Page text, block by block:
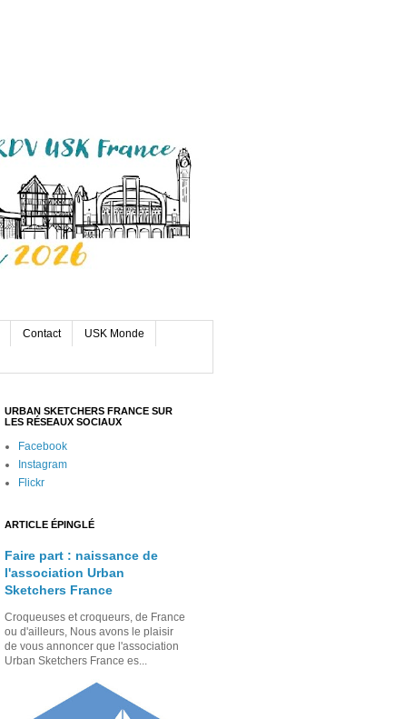
Contact USK Monde
URBAN SKETCHERS FRANCE SUR
LES RÉSEAUX SOCIAUX
Facebook
Instagram
Flickr
ARTICLE ÉPINGLÉ
Faire part : naissance de
l'association Urban
Sketchers France
Croqueuses et croqueurs, de France
ou d'ailleurs, Nous avons le plaisir
de vous annoncer que l'association
Urban Sketchers France es...